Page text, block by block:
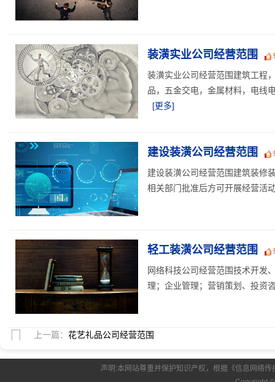
装潢实业公司经营范围
装潢实业公司经营范围建筑工程
品，五金交电，金属材料，电线
[更多]
建设装潢公司经营范围
建设装潢公司经营范围建筑装修
相关部门批准后方可开展经营活
轻工装潢公司经营范围
网络科技公司经营范围技术开发
理；企业管理；营销策划、投资
上一篇： 花艺礼品公司经营范围
声明:本网站尊重并保护知识产权，根据《信息网络